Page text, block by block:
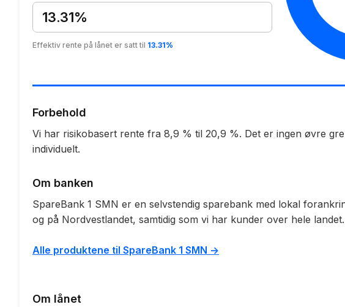
13.31%
Effektiv rente på lånet er satt til 13.31%
Forbehold
Vi har risikobasert rente fra 8,9 % til 20,9 %. Det er ingen øvre
individuelt.
Om banken
SpareBank 1 SMN er en selvstendig sparebank med lokal
og på Nordvestlandet, samtidig som vi har kunder over hele landet.
Alle produktene til SpareBank 1 SMN ->
Om lånet